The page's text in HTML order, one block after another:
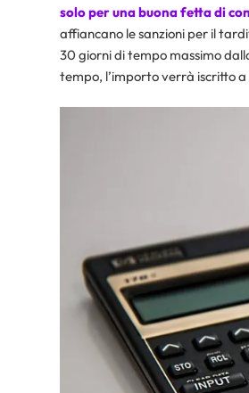
solo per una buona fetta di
affiancano le sanzioni per il
30 giorni di tempo massimo
tempo, l’importo verrà iscritto